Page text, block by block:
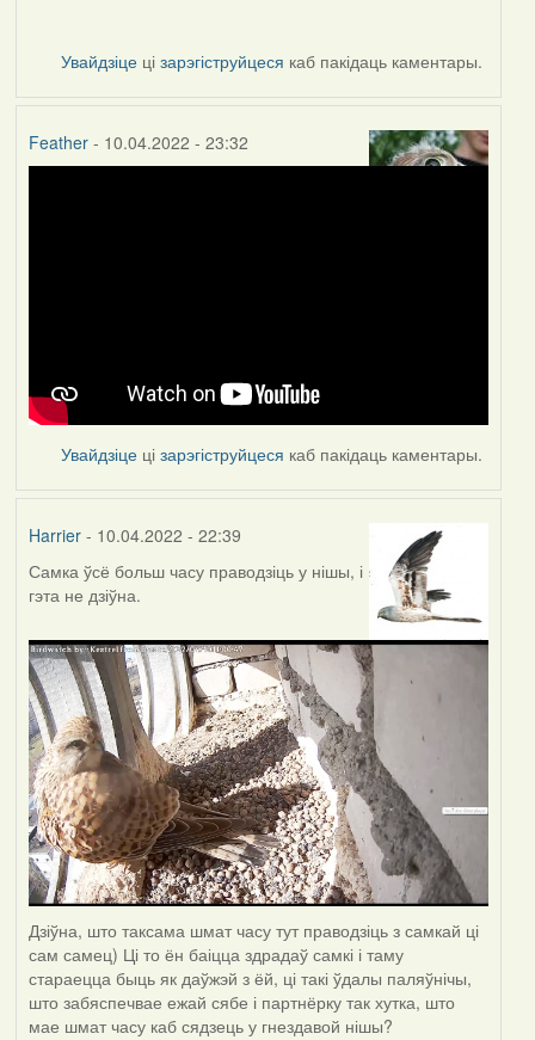
Увайдзіце цізарэгіструйцеся каб пакідаць каментары.
Feather- 10.04.2022 - 23:32
Увайдзіце цізарэгіструйцеся каб пакідаць каментары.
Harrier- 10.04.2022 - 22:39
Самка ўсё больш часу праводзіць у нішы, і
гэта не дзіўна.
Дзіўна, што таксама шмат часу тут праводзіць з самкай ці
сам самец) Ці то ён баіцца здрадаў самкі і таму
стараецца быць як даўжэй з ёй, ці такі ўдалы паляўнічы,
што забяспечвае ежай сябе і партнёрку так хутка, што
мае шмат часу каб сядзець у гнездавой нішы?